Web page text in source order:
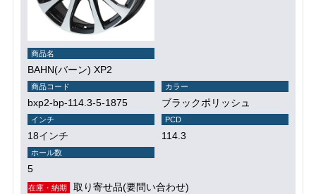
商品名
BAHN(バーン) XP2
商品コード
bxp2-bp-114.3-5-1875
カラー
ブラックポリッシュ
インチ
18インチ
PCD
114.3
ホール数
5
在庫・納期 取り寄せ品(要問い合わせ)